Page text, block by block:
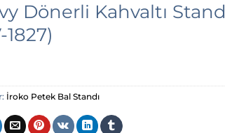
Dönerli Kahvaltı Stand
1827)
İroko Petek Bal Standı